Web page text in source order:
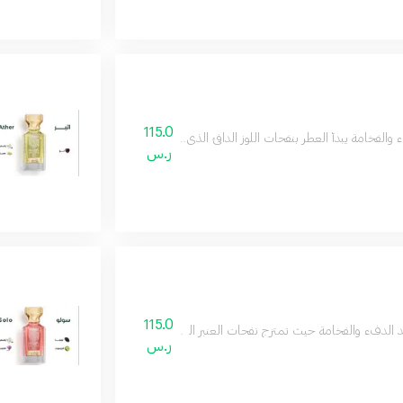
يبدأ العطر بنفحات اللوز الدافئ الذي يضفي لمسة كريمية ناعمة يليه عبق
115.0
ر.س
والفخامة حيث تمتزج نفحات العنبر الغنية يمنح احساسآ بالدفء والجاذبية مع
115.0
ر.س